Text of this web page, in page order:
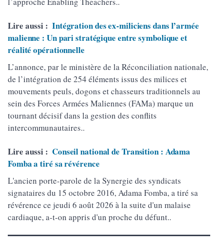
Lire aussi : Intégration des ex-miliciens dans l’armée
malienne : Un pari stratégique entre symbolique et
réalité opérationnelle
L’annonce, par le ministère de la Réconciliation nationale,
de l’intégration de 254 éléments issus des milices et
mouvements peuls, dogons et chasseurs traditionnels au
sein des Forces Armées Maliennes (FAMa) marque un
tournant décisif dans la gestion des conflits
intercommunautaires..
Lire aussi : Conseil national de Transition : Adama
Fomba a tiré sa révérence
L'ancien porte-parole de la Synergie des syndicats
signataires du 15 octobre 2016, Adama Fomba, a tiré sa
révérence ce jeudi 6 août 2026 à la suite d'un malaise
cardiaque, a-t-on appris d'un proche du défunt..